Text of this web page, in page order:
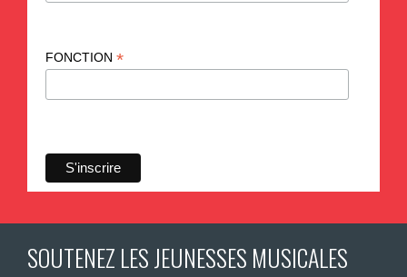
FONCTION *
SOUTENEZ LES JEUNESSES MUSICALES